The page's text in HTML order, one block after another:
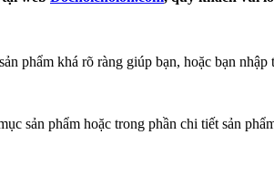
phẩm khá rõ ràng giúp bạn, hoặc bạn
sản phẩm hoặc trong phần chi tiết sản